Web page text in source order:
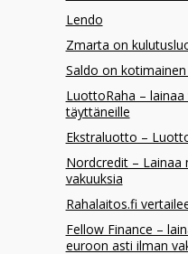
Lendo
Zmarta on
Saldo on
LuottoRaha –
täyttäneille
Ekstraluotto –
Nordcredit – Lainaa
vakuuksia
Rahalaitos.fi
Fellow Finance –
euroon asti ilman